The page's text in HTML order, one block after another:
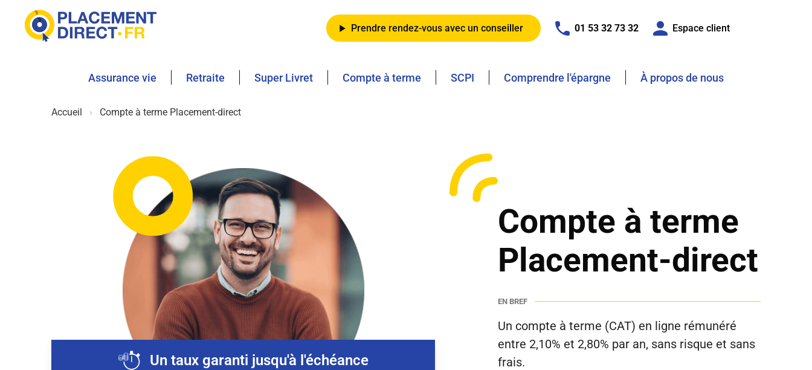
Prendre rendez-vous avec un conseiller 01 53 32 73 32 Espace client
Assurance vie Retraite Super Livret Compte à terme SCPI Comprendre l'épargne À propos de nous
Accueil Compte à terme Placement-direct
Compte à terme
Placement-direct
EN BREF
Un compte à terme (CAT) en ligne rémunéré
entre 2,10% et 2,80% par an, sans risque et sans
frais.
Un taux garanti jusqu'à l'échéance